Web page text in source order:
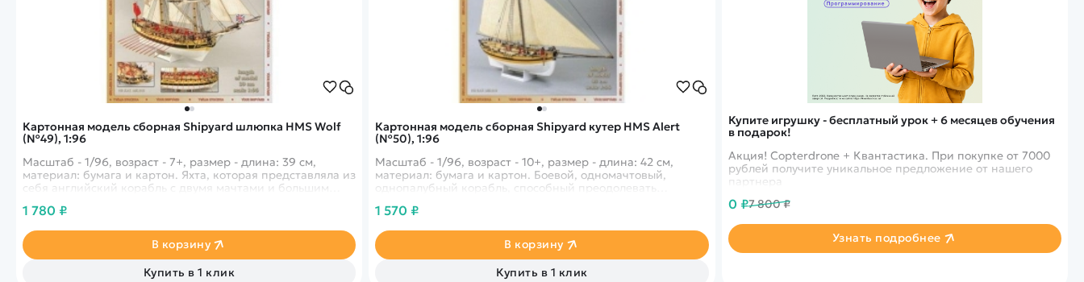
Купите игрушку - бесплатный урок + 6 месяцев обучения
в подарок!
Акция! Copterdrone + Квантастика. При покупке от 7000
рублей получите уникальное предложение от нашего
партнера
0 ₽7 800 ₽
Узнать подробнее
Картонная модель сборная Shipyard шлюпка HMS Wolf
(№49), 1:96
Масштаб - 1/96, возраст - 7+, размер - длина: 39 см,
материал: бумага и картон. Яхта, которая представляла из
себя английский корабль с двумя мачтами и большим
баталиях в конце XVIII века.
1 780 ₽
В корзину
Купить в 1 клик
Картонная модель сборная Shipyard кутер HMS Alert
(№50), 1:96
Масштаб - 1/96, возраст - 10+, размер - длина: 42 см,
материал: бумага и картон. Боевой, одномачтовый,
однопалубный корабль, способный преодолевать
используемый в конце 18 века и участовал в баталиях
1 570 ₽
В корзину
Купить в 1 клик